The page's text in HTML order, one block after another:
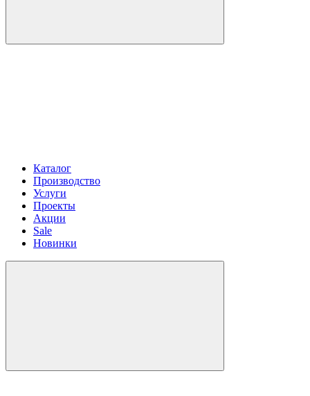
Каталог
Производство
Услуги
Проекты
Акции
Sale
Новинки